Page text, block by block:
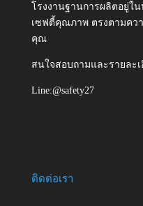
โรงงานฐานการผลิตอยู่ใ
เซฟตี้คุณภาพ ตรงตามคว
คุณ
สนใจสอบถามและรายละเ
Line:@safety27
ติดต่อเรา